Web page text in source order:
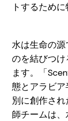
トするため
水は生命の
のを結びつ
ます。「
態とアラビア
別に創作さ
師チームは